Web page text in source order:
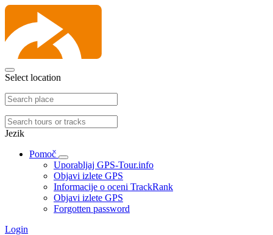
Select location
Jezik
Pomoč
Uporabljaj GPS-Tour.info
Objavi izlete GPS
Informacije o oceni TrackRank
Objavi izlete GPS
Forgotten password
Login